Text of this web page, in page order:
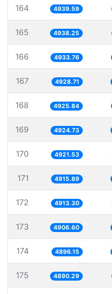
164 4939.59
165 4938.25
166 4933.76
167 4928.71
168 4925.84
169 4924.73
170 4921.53
171 4915.89
172 4913.30
173 4906.60
174 4896.15
175 4890.29